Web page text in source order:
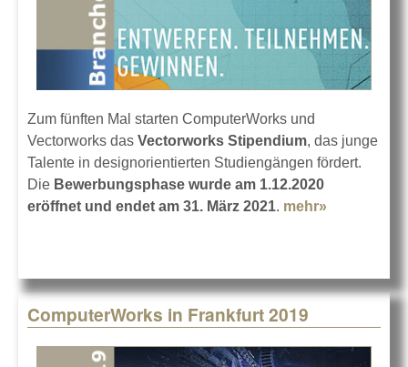
Zum fünften Mal starten ComputerWorks und
Vectorworks das Vectorworks Stipendium, das junge
Talente in designorientierten Studiengängen fördert.
Die Bewerbungsphase wurde am 1.12.2020
eröffnet und endet am 31. März 2021. mehr»
bewerben!
ComputerWorks in Frankfurt 2019